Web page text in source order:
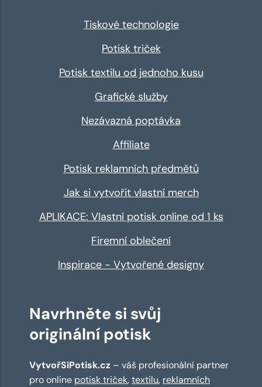
Tiskové technologie
Potisk triček
Potisk textilu od jednoho kusu
Grafické služby
Nezávazná poptávka
Affiliate
Potisk reklamních předmětů
Jak si vytvořit vlastní merch
APLIKACE: Vlastní potisk online od 1 ks
Firemní oblečení
Inspirace - Vytvořené designy
Navrhněte si svůj
originální potisk
VytvořSiPotisk.cz – váš profesionální partner
pro online potisk triček,textilu, reklamních